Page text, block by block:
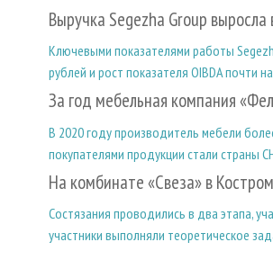
Выручка Segezha Group
Ключевыми показателями работы
рублей и рост показателя OIBDA почти
За год мебельная компания
В 2020 году производитель мебели
покупателями продукции стали страны
На комбинате «Свеза» в
Состязания проводились в два этапа,
участники выполняли теоретическое